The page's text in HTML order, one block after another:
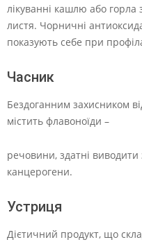
лікуванні кашлю або горла
листя. Чорничні
показують себе при
Часник
Бездоганним захисником
містить флавоноїди –
речовини, здатні виводити
канцерогени.
Устриця
Дієтичний продукт, що